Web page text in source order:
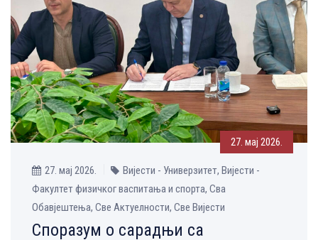
27. мај 2026.
27. мај 2026.
Вијести - Универзитет, Вијести -
Факултет физичког васпитања и спорта, Сва
Обавјештења, Све Aктуелности, Све Вијести
Споразум о сарадњи са